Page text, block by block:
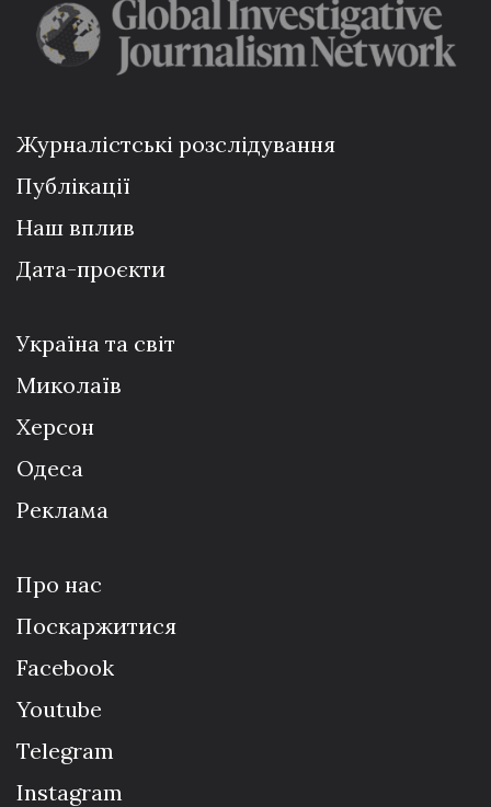
Журналістські розслідування
Публікації
Наш вплив
Дата-проєкти
Україна та світ
Миколаїв
Херсон
Одеса
Реклама
Про нас
Поскаржитися
Facebook
Youtube
Telegram
Instagram